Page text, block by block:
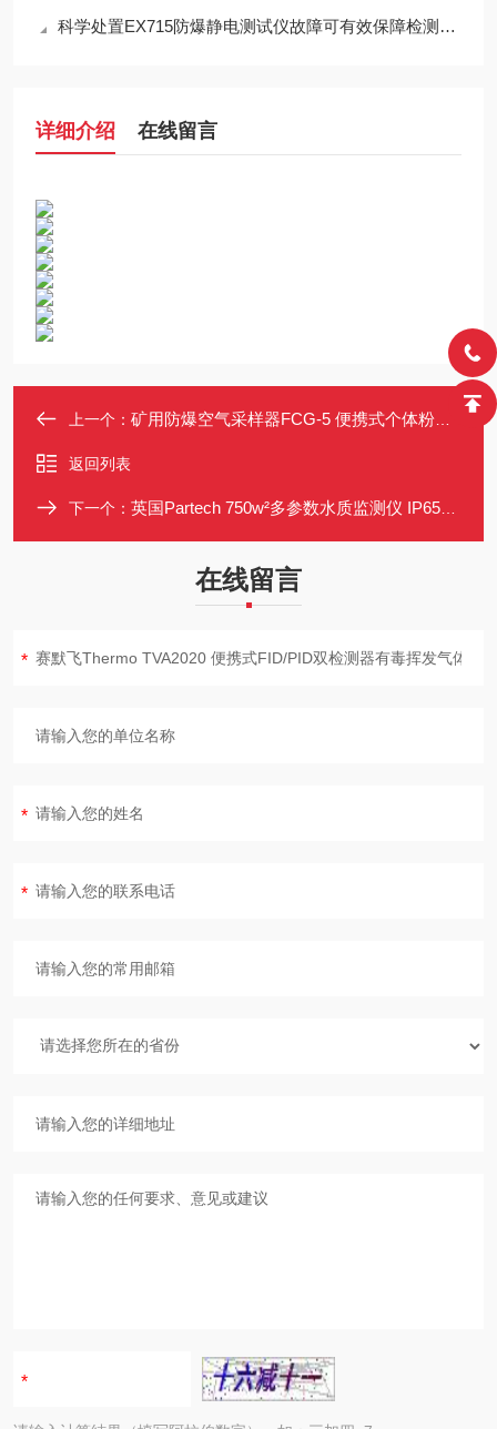
科学处置EX715防爆静电测试仪故障可有效保障检测工作正常开展
详细介绍 在线留言
上一个： 矿用防爆空气采样器FCG-5 便携式个体粉尘采样仪0.1～3.0L/min流量
返回列表
下一个： 英国Partech 750w²多参数水质监测仪 IP65防护 便携式设计
在线留言